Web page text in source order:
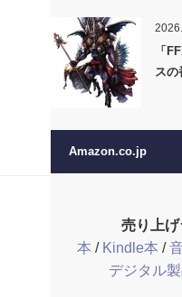
「
ス
Amazon.co.jp
売り上
本 / Kindle本 /
デジタル